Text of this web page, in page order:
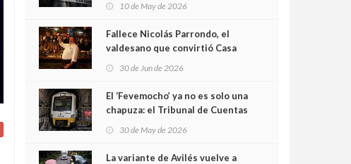
cámaras captan sus últimos
minutos
10 de May de 2026
Fallece Nicolás Parrondo, el
valdesano que convirtió Casa
30 de Jun de 2026
El ‘Fevemocho’ ya no es solo una
chapuza: el Tribunal de Cuentas
sobrecoste de los trenes que no
cabían por los túneles
30 de May de 2026
La variante de Avilés vuelve a